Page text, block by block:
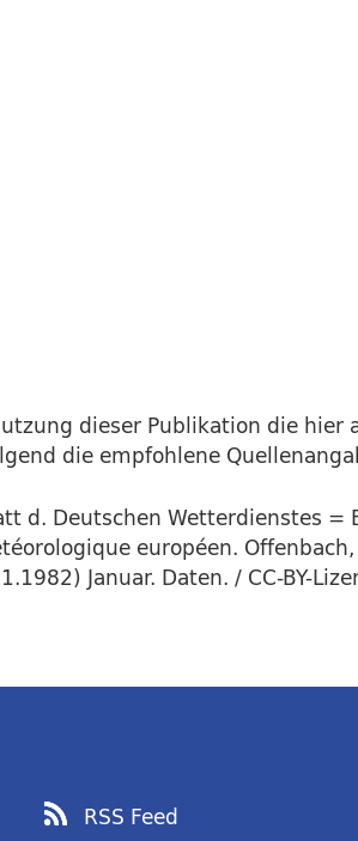
dieser Publikation die hier
die empfohlene
d. Deutschen Wetterdienstes =
européen.
Januar. Daten. / CC-BY-
RSS Feed